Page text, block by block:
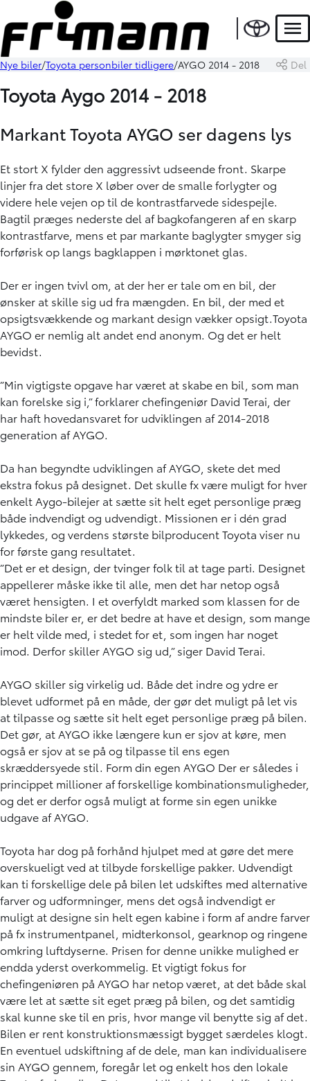
Nye biler Toyota personbiler tidligere AYGO 2014 - 2018 Del
Toyota Aygo 2014 - 2018
Markant Toyota AYGO ser dagens lys
Et stort X fylder den aggressivt udseende front. Skarpe
linjer fra det store X løber over de smalle forlygter og
videre hele vejen op til de kontrastfarvede sidespejle.
Bagtil præges nederste del af bagkofangeren af en skarp
kontrastfarve, mens et par markante baglygter smyger sig
forførisk op langs bagklappen i mørktonet glas.
Der er ingen tvivl om, at der her er tale om en bil, der
ønsker at skille sig ud fra mængden. En bil, der med et
opsigtsvækkende og markant design vækker opsigt.Toyota
AYGO er nemlig alt andet end anonym. Og det er helt
bevidst.
”Min vigtigste opgave har været at skabe en bil, som man
kan forelske sig i,” forklarer chefingeniør David Terai, der
har haft hovedansvaret for udviklingen af 2014-2018
generation af AYGO.
Da han begyndte udviklingen af AYGO, skete det med
ekstra fokus på designet. Det skulle fx være muligt for hver
enkelt Aygo-bilejer at sætte sit helt eget personlige præg
både indvendigt og udvendigt. Missionen er i dén grad
lykkedes, og verdens største bilproducent Toyota viser nu
for første gang resultatet.
”Det er et design, der tvinger folk til at tage parti. Designet
appellerer måske ikke til alle, men det har netop også
været hensigten. I et overfyldt marked som klassen for de
mindste biler er, er det bedre at have et design, som mange
er helt vilde med, i stedet for et, som ingen har noget
imod. Derfor skiller AYGO sig ud,” siger David Terai.
AYGO skiller sig virkelig ud. Både det indre og ydre er
blevet udformet på en måde, der gør det muligt på let vis
at tilpasse og sætte sit helt eget personlige præg på bilen.
Det gør, at AYGO ikke længere kun er sjov at køre, men
også er sjov at se på og tilpasse til ens egen
skræddersyede stil. Form din egen AYGO Der er således i
princippet millioner af forskellige kombinationsmuligheder,
og det er derfor også muligt at forme sin egen unikke
udgave af AYGO.
Toyota har dog på forhånd hjulpet med at gøre det mere
overskueligt ved at tilbyde forskellige pakker. Udvendigt
kan ti forskellige dele på bilen let udskiftes med alternative
farver og udformninger, mens det også indvendigt er
muligt at designe sin helt egen kabine i form af andre farver
på fx instrumentpanel, midterkonsol, gearknop og ringene
omkring luftdyserne. Prisen for denne unikke mulighed er
endda yderst overkommelig. Et vigtigt fokus for
chefingeniøren på AYGO har netop været, at det både skal
være let at sætte sit eget præg på bilen, og det samtidig
skal kunne ske til en pris, hvor mange vil benytte sig af det.
Bilen er rent konstruktionsmæssigt bygget særdeles klogt.
En eventuel udskiftning af de dele, man kan individualisere
sin AYGO gennem, foregår let og enkelt hos den lokale